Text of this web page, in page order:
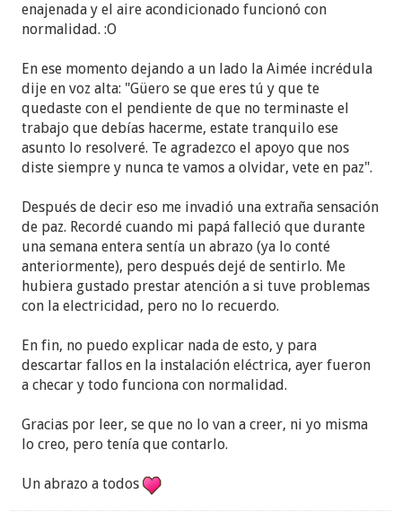
enajenada y el aire acondicionado funcionó con
normalidad. :O
En ese momento dejando a un lado la Aimée incrédula
dije en voz alta: "Güero se que eres tú y que te
quedaste con el pendiente de que no terminaste el
trabajo que debías hacerme, estate tranquilo ese
asunto lo resolveré. Te agradezco el apoyo que nos
diste siempre y nunca te vamos a olvidar, vete en paz".
Después de decir eso me invadió una extraña sensación
de paz. Recordé cuando mi papá falleció que durante
una semana entera sentía un abrazo (ya lo conté
anteriormente), pero después dejé de sentirlo. Me
hubiera gustado prestar atención a si tuve problemas
con la electricidad, pero no lo recuerdo.
En fin, no puedo explicar nada de esto, y para
descartar fallos en la instalación eléctrica, ayer fueron
a checar y todo funciona con normalidad.
Gracias por leer, se que no lo van a creer, ni yo misma
lo creo, pero tenía que contarlo.
Un abrazo a todos